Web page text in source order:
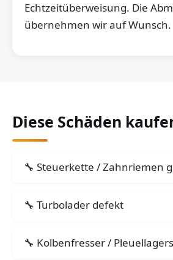
Echtzeitüberweisung. Die
übernehmen wir auf Wunsch.
Diese Schäden
Steuerkette / Zahnriemen
Turbolader defekt
Kolbenfresser /